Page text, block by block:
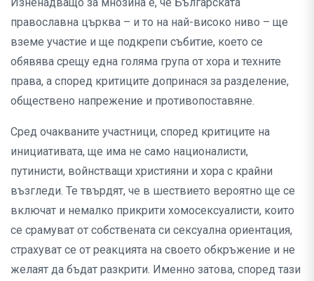
православна църква – и то на най-високо ниво – ще
вземе участие и ще подкрепи събитие, което се
обявява срещу една голяма група от хора и техните
права, а според критиците допринася за разделение,
обществено напрежение и противопоставяне.
Сред очакваните участници, според критиците на
инициативата, ще има не само националисти,
путинисти, войнстващи християни и хора с крайни
възгледи. Те твърдят, че в шествието вероятно ще се
включат и немалко прикрити хомосексуалисти, които
се срамуват от собствената си сексуална ориентация,
страхуват се от реакцията на своето обкръжение и не
желаят да бъдат разкрити. Именно затова, според тази